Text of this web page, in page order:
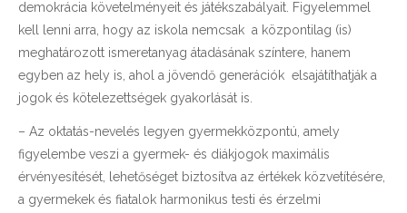
demokrácia követelményeit és játékszabályait. Figyelemmel
kell lenni arra, hogy az iskola nemcsak a központilag (is)
meghatározott ismeretanyag átadásának színtere, hanem
egyben az hely is, ahol a jövendő generációk elsajátíthatják a
jogok és kötelezettségek gyakorlását is.
– Az oktatás-nevelés legyen gyermekközpontú, amely
figyelembe veszi a gyermek- és diákjogok maximális
érvényesítését, lehetőséget biztosítva az értékek közvetítésére,
a gyermekek és fiatalok harmonikus testi és érzelmi